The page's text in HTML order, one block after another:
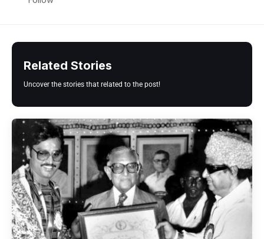
Related Stories
Uncover the stories that related to the post!